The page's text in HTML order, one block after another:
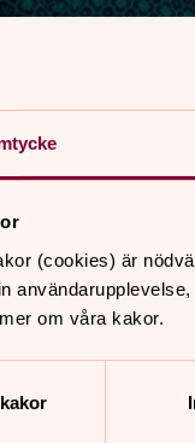
(cookies) är
om våra kakor.